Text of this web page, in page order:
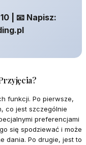
| 📧 Napisz:
funkcji. Po pierwsze,
co jest szczególnie
preferencjami
się spodziewać i może
dania. Po drugie, jest to